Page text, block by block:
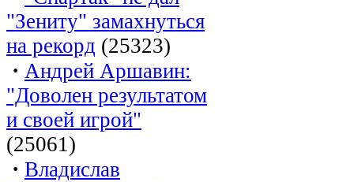
"Зениту" замахнуться
на рекорд (25323)
· Андрей Аршавин:
"Доволен результатом
и своей игрой"
(25061)
· Владислав